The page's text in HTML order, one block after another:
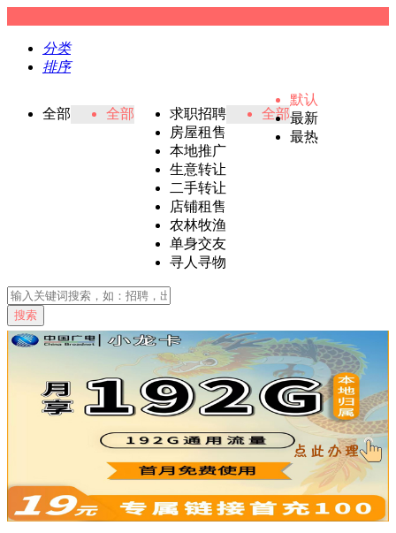
分类
排序
全部 全部
求职招聘
房屋租售
本地推广
生意转让
二手转让
店铺租售
农林牧渔
单身交友
寻人寻物
全部
默认
最新
最热
搜索